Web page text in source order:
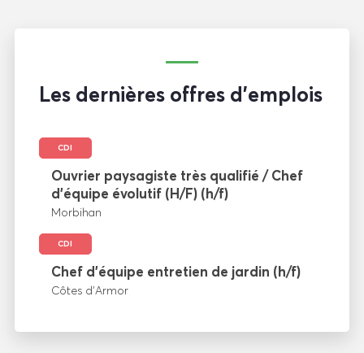
Les dernières offres d'emplois
CDI
Ouvrier paysagiste très qualifié / Chef
d’équipe évolutif (H/F) (h/f)
Morbihan
CDI
Chef d’équipe entretien de jardin (h/f)
Côtes d’Armor